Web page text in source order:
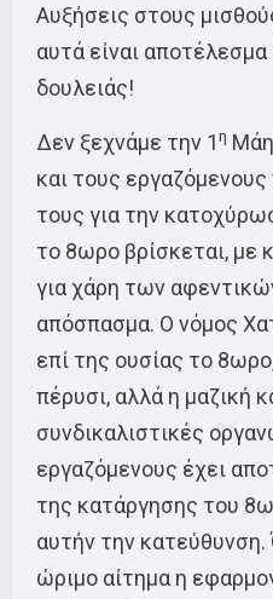
Αυξήσεις στους
αυτά είναι
δουλειάς!
Δεν ξεχνάμε την 1η
και τους
τους για την
το 8ωρο βρίσκεται, με
για χάρη των
απόσπασμα. Ο νόμος
επί της ουσίας το
πέρυσι, αλλά η μαζική
συνδικαλιστικές
εργαζόμενους έχει
της κατάργησης του
αυτήν την
ώριμο αίτημα η